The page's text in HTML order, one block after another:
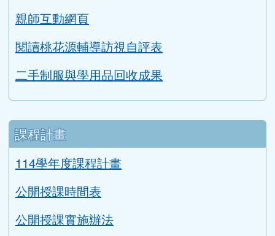
親師互動網頁
閱讀桃花源輔導訪視自評表
二手制服與學用品回收成果
課程計畫
114學年度課程計畫
公開授課時間表
公開授課實施辦法